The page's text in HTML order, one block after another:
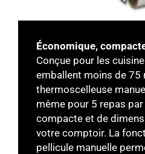
Économique,
Conçue pour les
emballent moins de 75
thermoscelleuse
même pour 5 repas
compacte et de
votre comptoir. La
pellicule manuelle